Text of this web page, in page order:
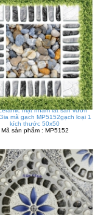
mặt nhám lát sân vườn
mã gạch MP5152gạch loại 1
kích thước 50x50
Mã sản phẩm : MP5152